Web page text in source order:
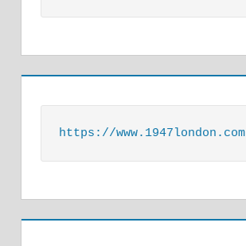
https://www.1947london.com